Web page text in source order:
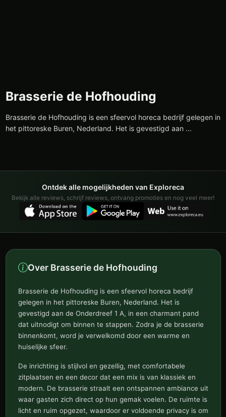
Brasserie de Hofhouding
Brasserie de Hofhouding is een sfeervol horeca bedrijf gelegen in
het pittoreske Buren, Nederland. Het is gevestigd aan ...
Ontdek alle mogelijkheden van Exploreca
Bekijk alle reviews, schrijf reviews, ontvang promoties en nog veel meer!
Over Brasserie de Hofhouding
Brasserie de Hofhouding is een sfeervol horeca bedrijf
gelegen in het pittoreske Buren, Nederland. Het is
gevestigd aan de Onderdreef 1 A, in een charmant pand
dat uitnodigt om binnen te stappen. Zodra je de brasserie
binnenkomt, word je verwelkomd door een warme en
huiselijke sfeer.
De inrichting is stijlvol en gezellig, met comfortabele
zitplaatsen en een decor dat een mix is van klassiek en
modern. De brasserie straalt een ontspannen ambiance uit
waar gasten zich direct op hun gemak voelen. De ruimte is
licht en ruim opgezet, waardoor er voldoende privacy is om